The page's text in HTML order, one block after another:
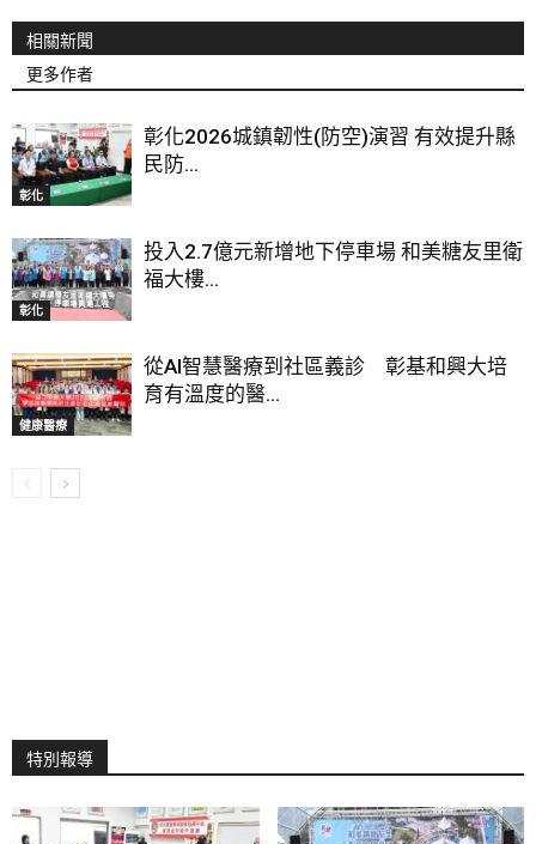
相關新聞
更多作者
彰化
彰化2026城鎮韌性(防空)演習 有效提升縣
民防...
彰化
投入2.7億元新增地下停車場 和美糖友里衛
福大樓...
健康醫療
從AI智慧醫療到社區義診 彰基和興大培
育有溫度的醫...
特別報導